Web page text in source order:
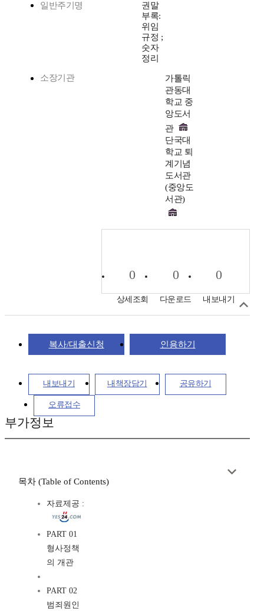
일반주기명
권말
부록:
위임
규정 ;
숫자
정리
소장기관
가톨릭
관동대
학교 중
앙도서
관
단국대
학교 퇴
계기념
도서관
(중앙도
서관)
0
상세조회
0
다운로드
0
내보내기
복사/대출신청 인용하기
내보내기 내책장담기 공유하기
오류접수
부가정보
목차 (Table of Contents)
자료제공 :
PART 01
형사정책
의 개관
PART 02
범죄원인